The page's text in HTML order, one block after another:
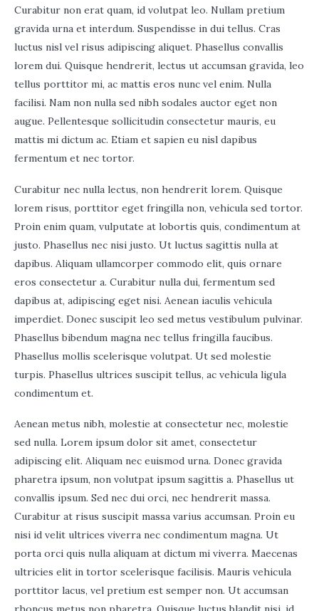
Curabitur non erat quam, id volutpat leo. Nullam pretium
gravida urna et interdum. Suspendisse in dui tellus. Cras
luctus nisl vel risus adipiscing aliquet. Phasellus convallis
lorem dui. Quisque hendrerit, lectus ut accumsan gravida, leo
tellus porttitor mi, ac mattis eros nunc vel enim. Nulla
facilisi. Nam non nulla sed nibh sodales auctor eget non
augue. Pellentesque sollicitudin consectetur mauris, eu
mattis mi dictum ac. Etiam et sapien eu nisl dapibus
fermentum et nec tortor.
Curabitur nec nulla lectus, non hendrerit lorem. Quisque
lorem risus, porttitor eget fringilla non, vehicula sed tortor.
Proin enim quam, vulputate at lobortis quis, condimentum at
justo. Phasellus nec nisi justo. Ut luctus sagittis nulla at
dapibus. Aliquam ullamcorper commodo elit, quis ornare
eros consectetur a. Curabitur nulla dui, fermentum sed
dapibus at, adipiscing eget nisi. Aenean iaculis vehicula
imperdiet. Donec suscipit leo sed metus vestibulum pulvinar.
Phasellus bibendum magna nec tellus fringilla faucibus.
Phasellus mollis scelerisque volutpat. Ut sed molestie
turpis. Phasellus ultrices suscipit tellus, ac vehicula ligula
condimentum et.
Aenean metus nibh, molestie at consectetur nec, molestie
sed nulla. Lorem ipsum dolor sit amet, consectetur
adipiscing elit. Aliquam nec euismod urna. Donec gravida
pharetra ipsum, non volutpat ipsum sagittis a. Phasellus ut
convallis ipsum. Sed nec dui orci, nec hendrerit massa.
Curabitur at risus suscipit massa varius accumsan. Proin eu
nisi id velit ultrices viverra nec condimentum magna. Ut
porta orci quis nulla aliquam at dictum mi viverra. Maecenas
ultricies elit in tortor scelerisque facilisis. Mauris vehicula
porttitor lacus, vel pretium est semper non. Ut accumsan